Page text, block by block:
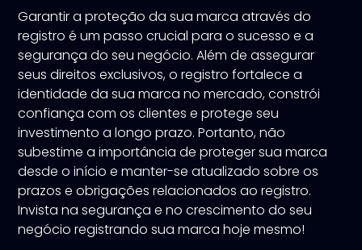
Garantir a proteção da sua marca através do
registro é um passo crucial para o sucesso e a
segurança do seu negócio. Além de assegurar
seus direitos exclusivos, o registro fortalece a
identidade da sua marca no mercado, constrói
confiança com os clientes e protege seu
investimento a longo prazo. Portanto, não
subestime a importância de proteger sua marca
desde o início e manter-se atualizado sobre os
prazos e obrigações relacionados ao registro.
Invista na segurança e no crescimento do seu
negócio registrando sua marca hoje mesmo!